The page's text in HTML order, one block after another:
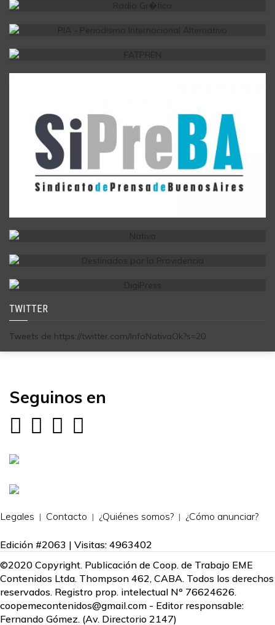
TWITTER
Tweets de https://twitter.com/InfoNativaOk?s=20
Seguinos en
Legales Contacto ¿Quiénes somos? ¿Cómo anunciar?
Edición #2063 | Visitas: 4963402
©2020 Copyright. Publicación de Coop. de Trabajo EME
Contenidos Ltda. Thompson 462, CABA. Todos los derechos
reservados. Registro prop. intelectual Nº 76624626.
coopemecontenidos@gmail.com - Editor responsable:
Fernando Gómez. (Av. Directorio 2147)